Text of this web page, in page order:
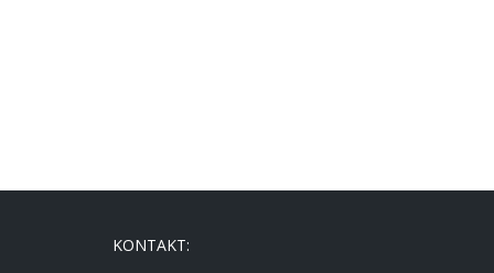
KONTAKT: